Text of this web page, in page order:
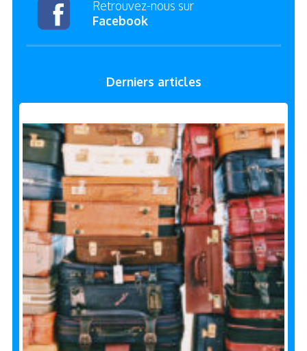
Retrouvez-nous sur
Facebook
Derniers articles